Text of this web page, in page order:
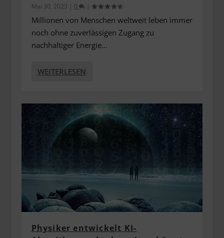
Mai 30, 2023 | 0 |
Millionen von Menschen weltweit leben immer
noch ohne zuverlässigen Zugang zu
nachhaltiger Energie...
WEITERLESEN
Physiker entwickelt KI-